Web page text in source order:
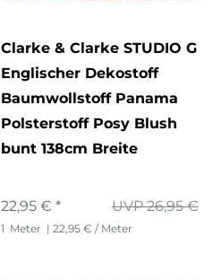
Clarke & Clarke STUDIO G
Englischer Dekostoff
Baumwollstoff Panama
Polsterstoff Posy Blush
bunt 138cm Breite
UVP 26,95 €
22,95 € *
1 Meter | 22,95 € / Meter